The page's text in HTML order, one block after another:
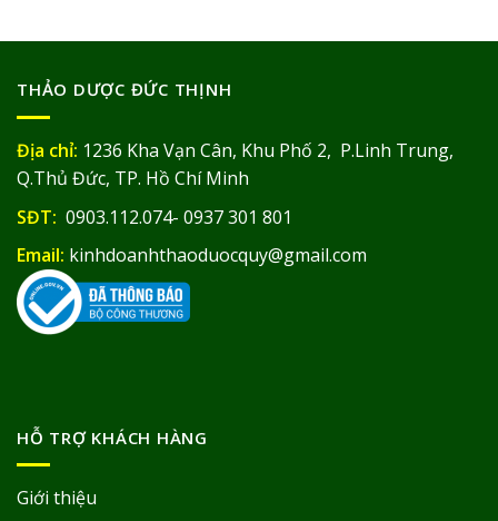
THẢO DƯỢC ĐỨC THỊNH
Địa chỉ: 1236 Kha Vạn Cân, Khu Phố 2, P.Linh Trung,
Q.Thủ Đức, TP. Hồ Chí Minh
SĐT: 0903.112.074- 0937 301 801
Email: kinhdoanhthaoduocquy@gmail.com
HỖ TRỢ KHÁCH HÀNG
Giới thiệu